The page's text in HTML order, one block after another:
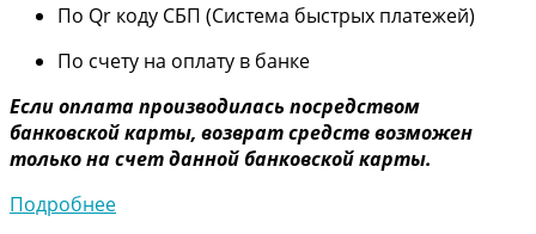
По Qr коду СБП (Система быстрых платежей)
По счету на оплату в банке
Если оплата производилась посредством
банковской карты, возврат средств возможен
только на счет данной банковской карты.
Подробнее